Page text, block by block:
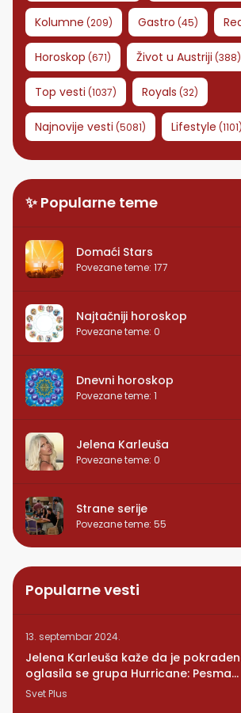
Kolumne (209) Gastro (45)
Horoskop (671) Život u Austriji (388)
Top vesti (1037) Royals (32)
Najnovije vesti (5081) Lifestyle (1101)
✨ Popularne teme
Domaći Stars
Povezane teme: 177
Najtačniji horoskop
Povezane teme: 0
Dnevni horoskop
Povezane teme: 1
Jelena Karleuša
Povezane teme: 0
Strane serije
Povezane teme: 55
Popularne vesti
13. septembar 2024.
Jelena Karleuša kaže da je
oglasila se grupa Hurricane: Pesma
RUNDE je naša!
Svet Plus